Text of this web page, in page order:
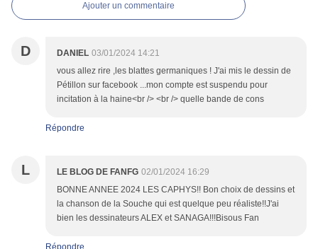
Ajouter un commentaire
D DANIEL 03/01/2024 14:21
vous allez rire ,les blattes germaniques ! J'ai mis le dessin de
Pétillon sur facebook ...mon compte est suspendu pour
incitation à la haine<br /> <br /> quelle bande de cons
Répondre
L LE BLOG DE FANFG 02/01/2024 16:29
BONNE ANNEE 2024 LES CAPHYS!! Bon choix de dessins et
la chanson de la Souche qui est quelque peu réaliste!!J'ai
bien les dessinateurs ALEX et SANAGA!!!Bisous Fan
Répondre